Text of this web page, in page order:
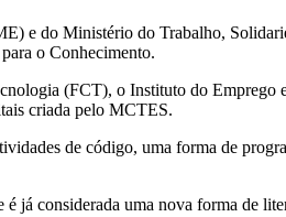
e do Ministério do Trabalho,
o Conhecimento.
(FCT), o Instituto do Emprego
criada pelo MCTES.
de código, uma forma de
já considerada uma nova forma de